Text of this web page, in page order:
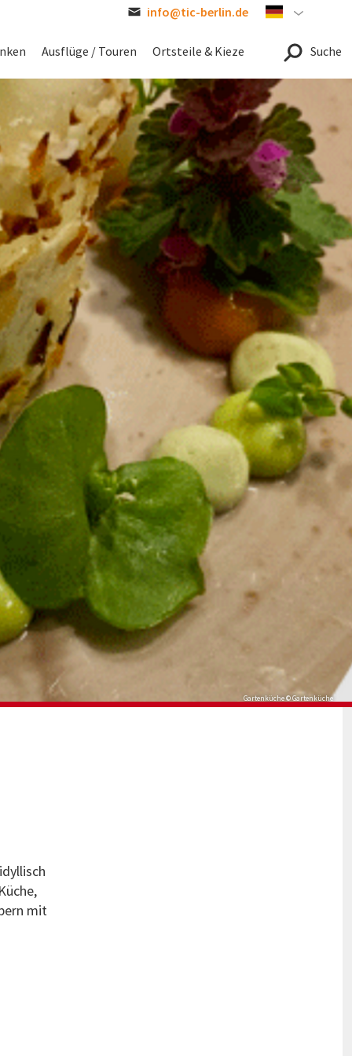
Ausflüge / Touren Ortsteile & Kieze Suche
info@tic-berlin.de German
Gartenküche © Gartenküche
mit